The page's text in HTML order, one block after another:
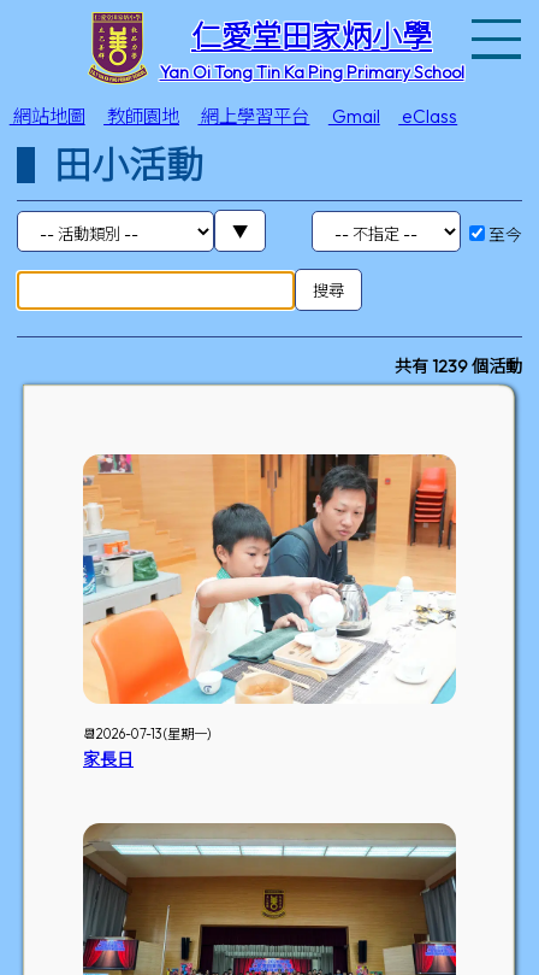
仁愛堂田家炳小學
Yan Oi Tong Tin Ka Ping Primary School
網站地圖 教師園地 網上學習平台 Gmail eClass
田小活動
至今
共有 1239 個活動
📆2026-07-13 (星期一)
家長日